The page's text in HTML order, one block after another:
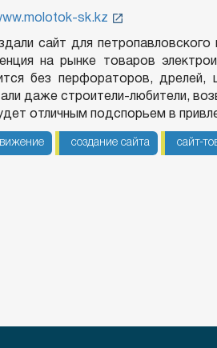
sk.kz
сайт для
на рынке товаров
без перфораторов, дрелей,
даже строители-любители,
отличным подспорьем в
создание сайта сайт-